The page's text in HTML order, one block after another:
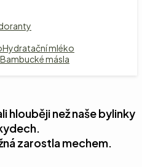
Hydratační mléko
Bambucké másla
hlouběji než naše bylinky
zarostla mechem.